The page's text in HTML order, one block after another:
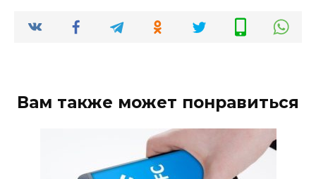
Вам также может понравиться